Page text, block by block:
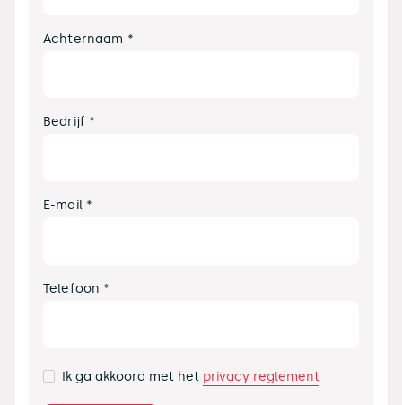
Achternaam *
Bedrijf *
E-mail *
Telefoon *
Ik ga akkoord met het privacy reglement